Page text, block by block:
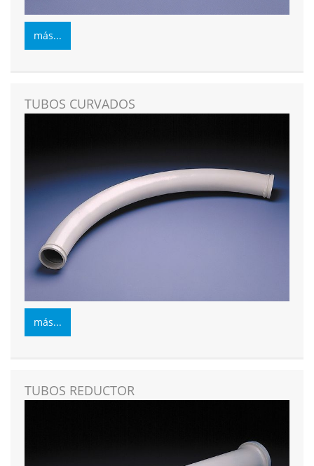
más...
TUBOS CURVADOS
más...
TUBOS REDUCTOR